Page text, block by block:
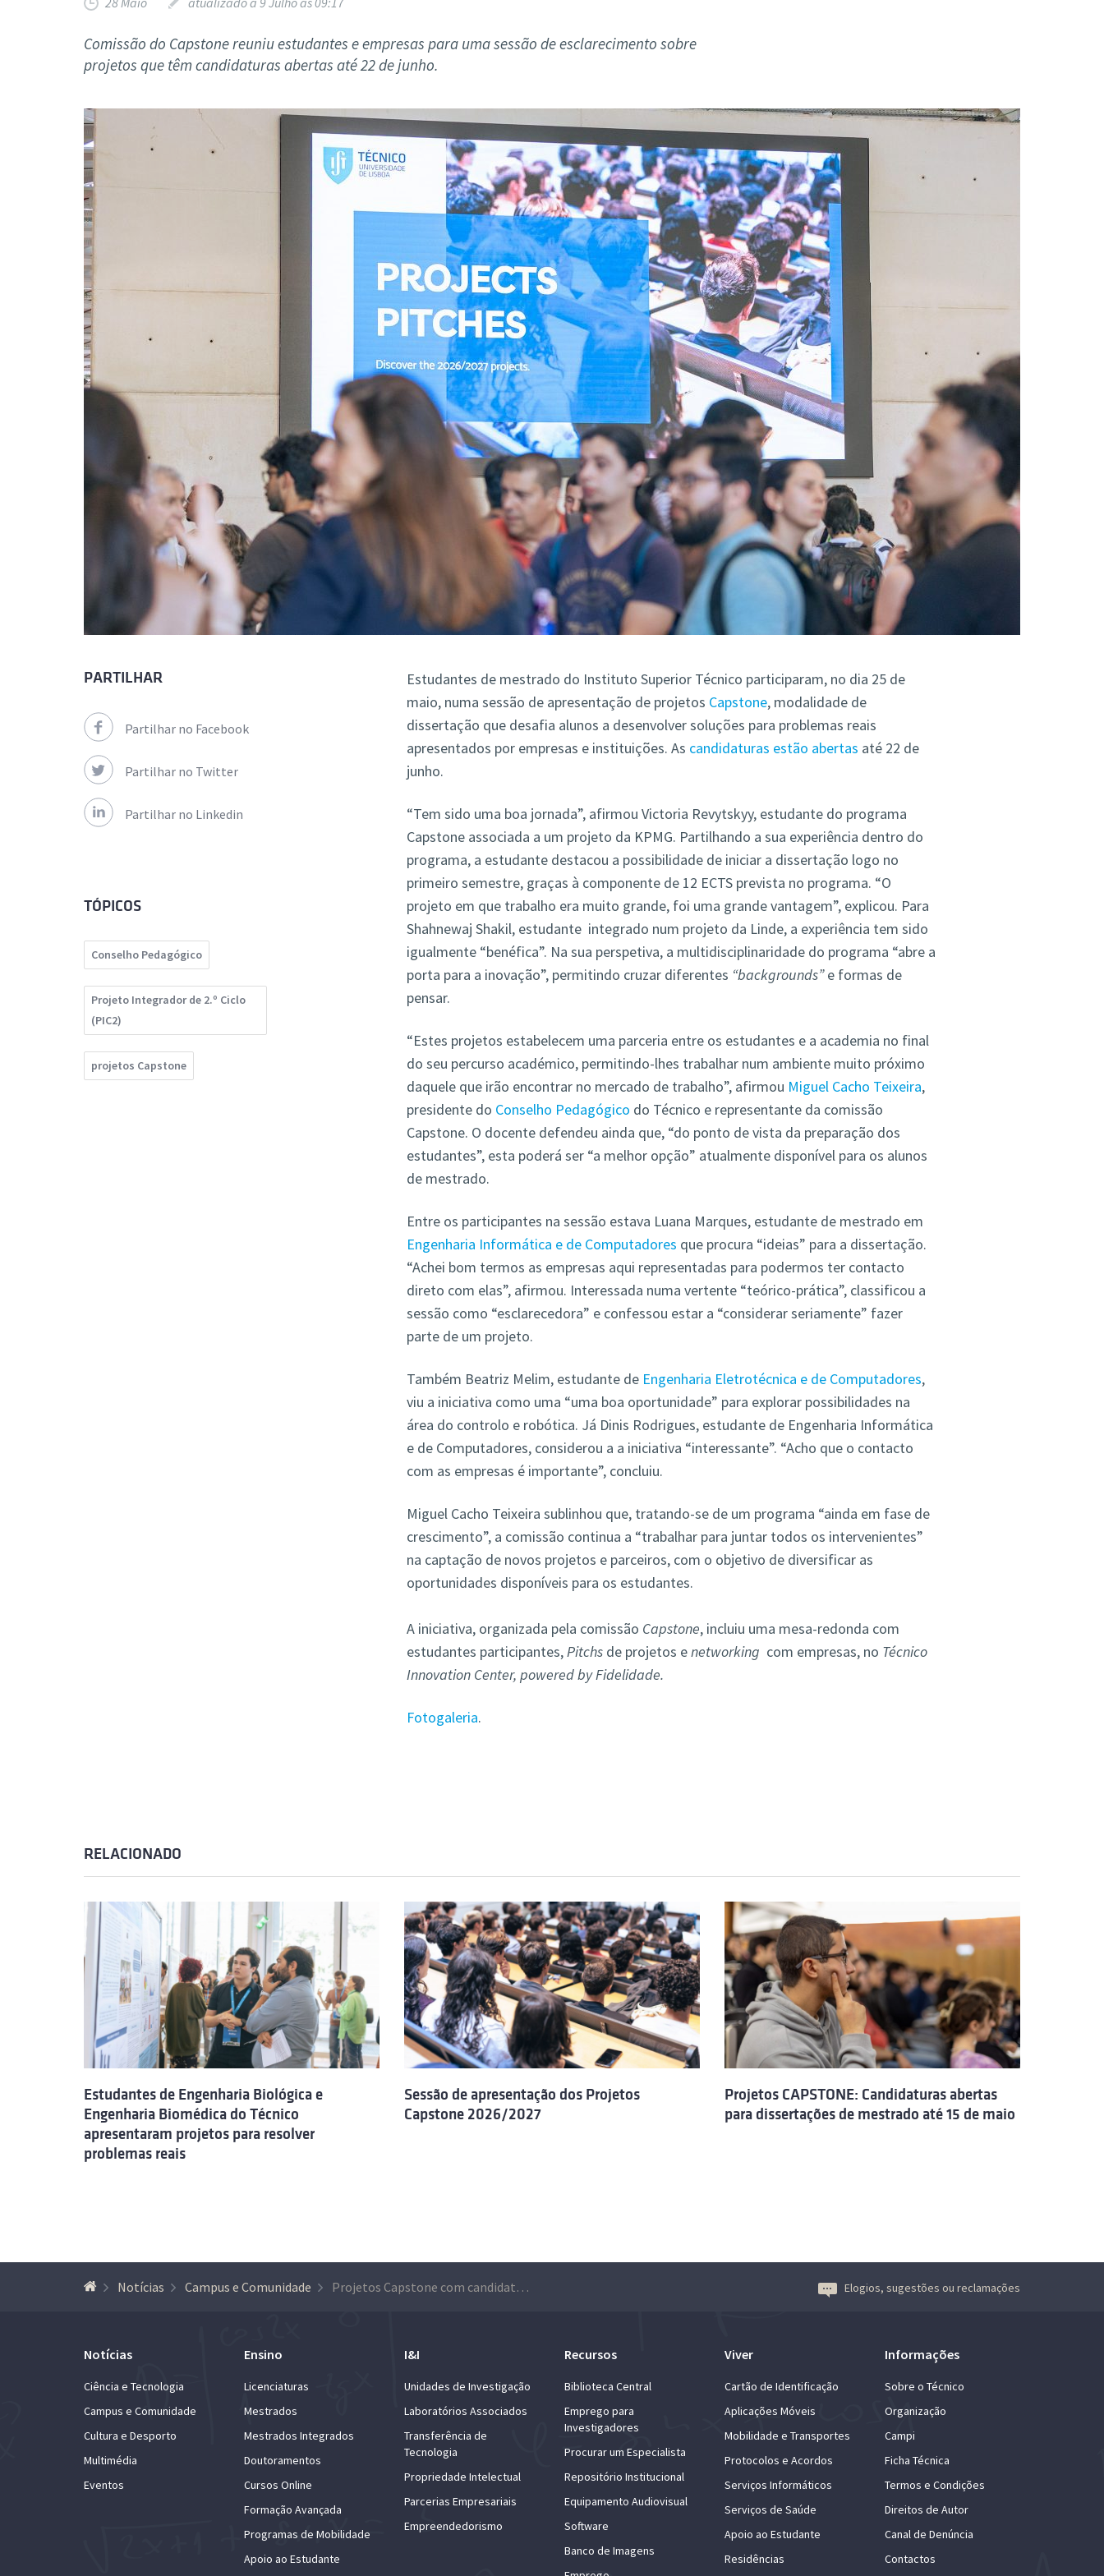
Formação Avançada
Comissão do Capstone reuniu estudantes e empresas para uma sessão de esclarecimento sobre
projetos que têm candidaturas abertas até 22 de junho.
Estudantes de mestrado do Instituto Superior Técnico participaram, no dia 25 de
maio, numa sessão de apresentação de projetos Capstone, modalidade de
dissertação que desafia alunos a desenvolver soluções para problemas reais
apresentados por empresas e instituições. As candidaturas estão abertas até 22 de
junho.
“Tem sido uma boa jornada”, afirmou Victoria Revytskyy, estudante do programa
Capstone associada a um projeto da KPMG. Partilhando a sua experiência dentro do
programa, a estudante destacou a possibilidade de iniciar a dissertação logo no
primeiro semestre, graças à componente de 12 ECTS prevista no programa. “O
projeto em que trabalho era muito grande, foi uma grande vantagem”, explicou. Para
Shahnewaj Shakil, estudante integrado num projeto da Linde, a experiência tem sido
igualmente “benéfica”. Na sua perspetiva, a multidisciplinaridade do programa “abre a
porta para a inovação”, permitindo cruzar diferentes “backgrounds”e formas de
pensar.
“Estes projetos estabelecem uma parceria entre os estudantes e a academia no final
do seu percurso académico, permitindo-lhes trabalhar num ambiente muito próximo
daquele que irão encontrar no mercado de trabalho”, afirmou Miguel Cacho Teixeira,
presidente do Conselho Pedagógico do Técnico e representante da comissão
Capstone. O docente defendeu ainda que, “do ponto de vista da preparação dos
estudantes”, esta poderá ser “a melhor opção” atualmente disponível para os alunos
de mestrado.
Entre os participantes na sessão estava Luana Marques, estudante de mestrado em
Engenharia Informática e de Computadores que procura “ideias” para a dissertação.
“Achei bom termos as empresas aqui representadas para podermos ter contacto
direto com elas”, afirmou. Interessada numa vertente “teórico-prática”, classificou a
sessão como “esclarecedora” e confessou estar a “considerar seriamente” fazer
parte de um projeto.
Também Beatriz Melim, estudante de Engenharia Eletrotécnica e de Computadores,
viu a iniciativa como uma “uma boa oportunidade” para explorar possibilidades na
área do controlo e robótica. Já Dinis Rodrigues, estudante de Engenharia Informática
e de Computadores, considerou a a iniciativa “interessante”. “Acho que o contacto
com as empresas é importante”, concluiu.
Miguel Cacho Teixeira sublinhou que, tratando-se de um programa “ainda em fase de
crescimento”, a comissão continua a “trabalhar para juntar todos os intervenientes”
na captação de novos projetos e parceiros, com o objetivo de diversificar as
oportunidades disponíveis para os estudantes.
A iniciativa, organizada pela comissão Capstone, incluiu uma mesa-redonda com
estudantes participantes,Pitchsde projetos enetworking com empresas, no Técnico
Innovation Center, powered by Fidelidade.
Fotogaleria.
PARTILHAR
Partilhar no Facebook
Partilhar no Twitter
Partilhar no Linkedin
TÓPICOS
Conselho Pedagógico
Projeto Integrador de 2.º Ciclo
(PIC2)
projetos Capstone
RELACIONADO
Estudantes de Engenharia Biológica e
Engenharia Biomédica do Técnico
apresentaram projetos para resolver
problemas reais
Sessão de apresentação dos Projetos
Capstone 2026/2027
Projetos CAPSTONE: Candidaturas abertas
para dissertações de mestrado até 15 de maio
Notícias Campus e Comunidade Projetos Capstone com candidaturas abertas para 2026/2027: Técnico promove projetos para estudantes de mestrado procurarem soluções para problemas reais em empresas e instituições Elogios, sugestões ou reclamações
Notícias
Ciência e Tecnologia
Campus e Comunidade
Cultura e Desporto
Multimédia
Eventos
Ensino
Licenciaturas
Mestrados
Mestrados Integrados
Doutoramentos
Cursos Online
Formação Avançada
Programas de Mobilidade
Apoio ao Estudante
I&I
Unidades de Investigação
Laboratórios Associados
Transferência de
Tecnologia
Propriedade Intelectual
Parcerias Empresariais
Empreendedorismo
Recursos
Biblioteca Central
Emprego para
Investigadores
Procurar um Especialista
Repositório Institucional
Equipamento Audiovisual
Software
Banco de Imagens
Viver
Cartão de Identificação
Aplicações Móveis
Mobilidade e Transportes
Protocolos e Acordos
Serviços Informáticos
Serviços de Saúde
Apoio ao Estudante
Residências
Informações
Sobre o Técnico
Organização
Campi
Ficha Técnica
Termos e Condições
Direitos de Autor
Canal de Denúncia
Contactos